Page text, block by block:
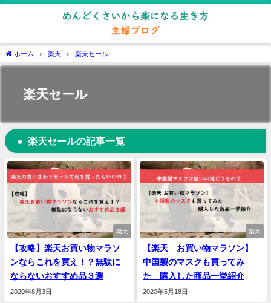
ホーム 楽天 楽天セール
楽天セール
楽天セールの記事一覧
楽天
【攻略】楽天お買い物マラソ
ンならこれを買え！？無駄に
ならないおすすめ品３選
2020年8月3日
楽天
【楽天 お買い物マラソン】
中国製のマスクも買ってみ
た 購入した商品一挙紹介
2020年5月18日